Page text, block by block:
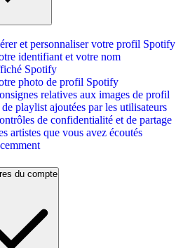
et personnaliser votre profil Spotify
identifiant et votre nom
Spotify
photo de profil Spotify
relatives aux images de profil
de playlist ajoutées par les utilisateurs
de confidentialité et de partage
artistes que vous avez écoutés
du compte